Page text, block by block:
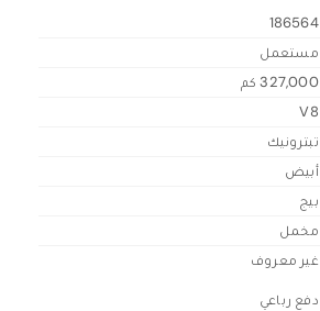
186564
مستعمل
327,000 كم
V8
تبترونيك
أبيض
بيج
مخمل
غير معروف
دفع رباعي